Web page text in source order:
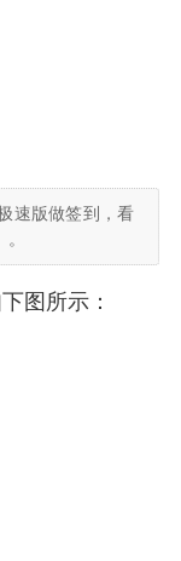
速版做签到，看
图所示：